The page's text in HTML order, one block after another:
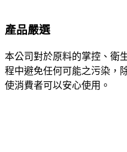
產品嚴選
本公司對於原料的掌控、衛
程中避免任何可能之污染，
使消費者可以安心使用。